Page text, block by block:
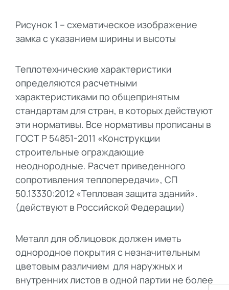
Рисунок 1 – схематическое изображение
замка с указанием ширины и высоты
Теплотехнические характеристики
определяются расчетными
характеристиками по общепринятым
стандартам для стран, в которых действуют
эти нормативы. Все нормативы прописаны в
ГОСТ Р 54851-2011 «Конструкции
строительные ограждающие
неоднородные. Расчет приведенного
сопротивления теплопередачи», СП
50.13330:2012 «Тепловая защита зданий».
(действуют в Российской Федерации)
Металл для облицовок должен иметь
однородное покрытия с незначительным
цветовым различием для наружных и
внутренних листов в одной партии не более